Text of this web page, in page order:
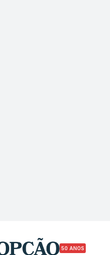
50 ANOS